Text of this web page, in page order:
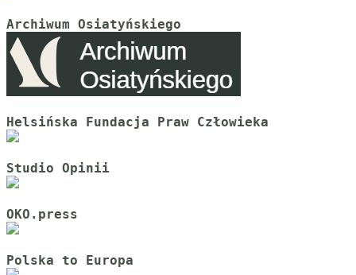
Archiwum Osiatyńskiego
Helsińska Fundacja Praw Człowieka
Studio Opinii
OKO.press
Polska to Europa